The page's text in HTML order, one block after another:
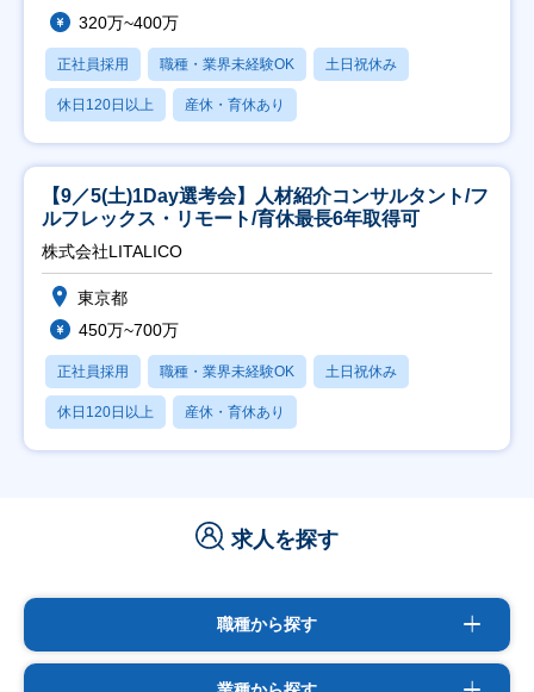
320万~400万
正社員採用 職種・業界未経験OK 土日祝休み
休日120日以上 産休・育休あり
【9／5(土)1Day選考会】人材紹介コンサルタント/フ
ルフレックス・リモート/育休最長6年取得可
株式会社LITALICO
東京都
450万~700万
正社員採用 職種・業界未経験OK 土日祝休み
休日120日以上 産休・育休あり
求人を探す
職種から探す